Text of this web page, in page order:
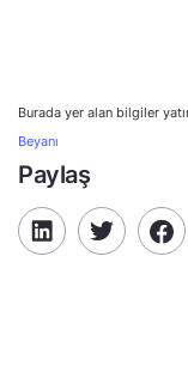
Burada yer alan bilgiler
Beyanı
Paylaş